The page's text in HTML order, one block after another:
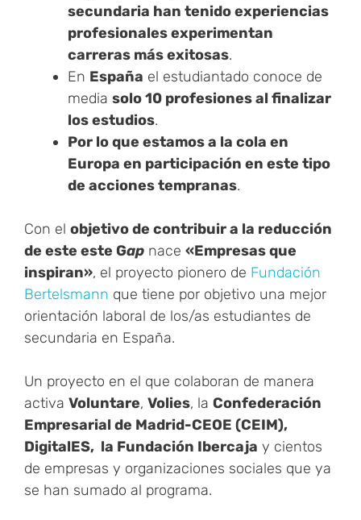
secundaria han tenido experiencias
profesionales experimentan
carreras más exitosas.
En España el estudiantado conoce de
media solo 10 profesiones al finalizar
los estudios.
Por lo que estamos a la cola en
Europa en participación en este tipo
de acciones tempranas.
Con el objetivo de contribuir a la reducción
de este este Gap nace «Empresas que
inspiran», el proyecto pionero de Fundación
Bertelsmann que tiene por objetivo una mejor
orientación laboral de los/as estudiantes de
secundaria en España.
Un proyecto en el que colaboran de manera
activa Voluntare, Volies, la Confederación
Empresarial de Madrid-CEOE (CEIM),
DigitalES, la Fundación Ibercaja y cientos
de empresas y organizaciones sociales que ya
se han sumado al programa.